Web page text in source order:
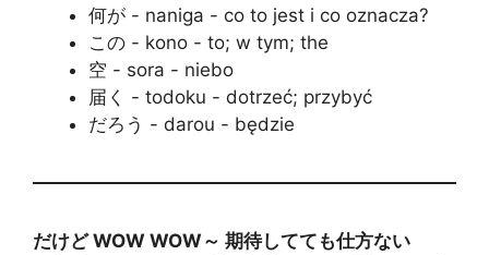
何が - naniga - co to jest i co oznacza?
この - kono - to; w tym; the
空 - sora - niebo
届く - todoku - dotrzeć; przybyć
だろう - darou - będzie
だけど WOW WOW～ 期待してても仕方ない